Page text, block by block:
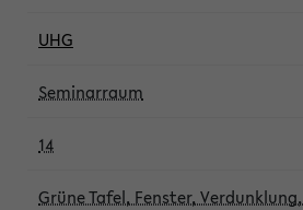
UHG
Seminarraum
14
Grüne Tafel, Fenster,